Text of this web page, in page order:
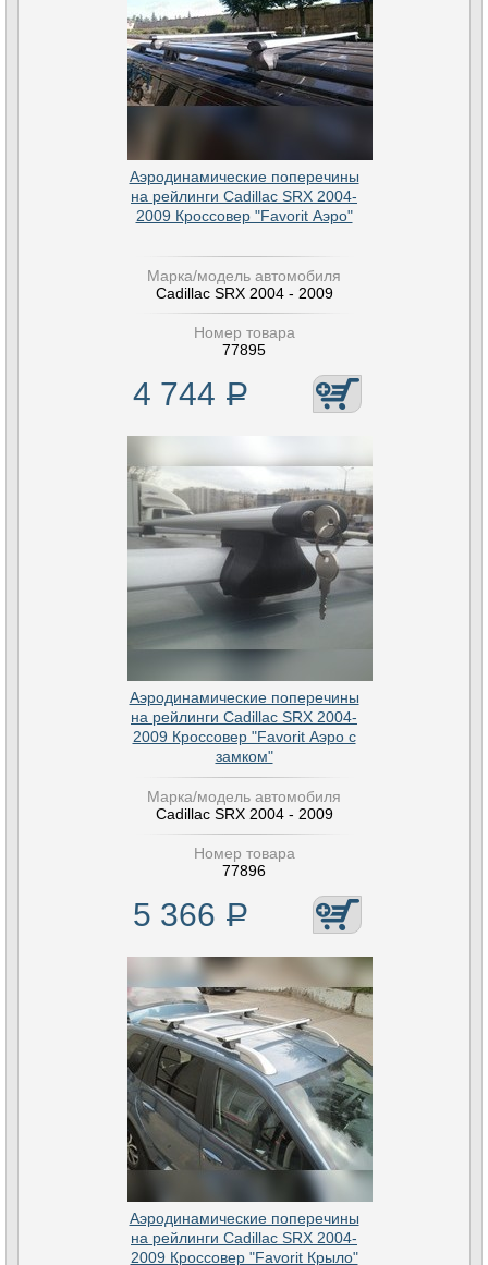
Аэродинамические поперечины
на рейлинги Cadillac SRX 2004-
2009 Кроссовер "Favorit Аэро"
Марка/модель автомобиля
Cadillac SRX 2004 - 2009
Номер товара
77895
4 744 Р
Аэродинамические поперечины
на рейлинги Cadillac SRX 2004-
2009 Кроссовер "Favorit Аэро с
замком"
Марка/модель автомобиля
Cadillac SRX 2004 - 2009
Номер товара
77896
5 366 Р
Аэродинамические поперечины
на рейлинги Cadillac SRX 2004-
2009 Кроссовер "Favorit Крыло"